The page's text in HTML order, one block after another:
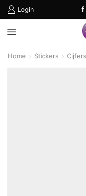
Login
Home Stickers